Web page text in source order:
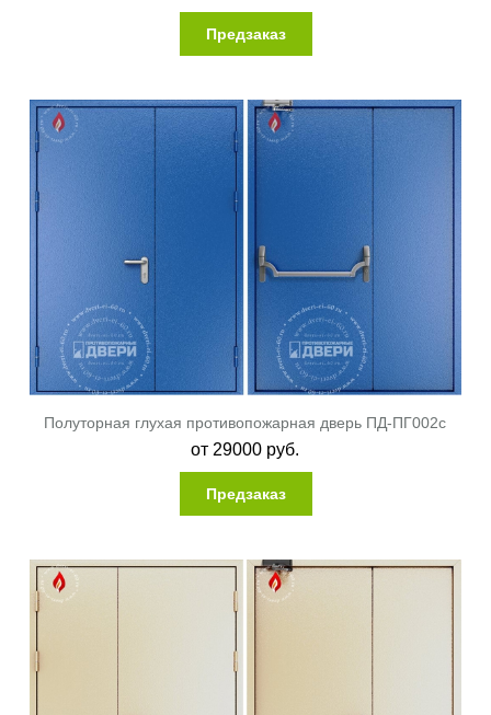
Предзаказ
Полуторная глухая противопожарная дверь ПД-ПГ002c
от 29000 руб.
Предзаказ